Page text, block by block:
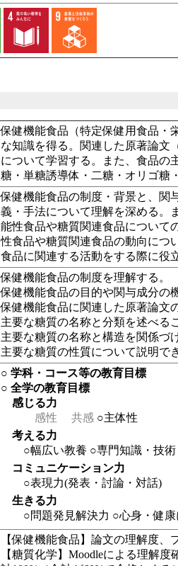
保健機能食品（特定保健用食品・
な知識を得る。関連した原著論文
について学習する。また、食品の
糖・単糖誘導体・二糖・オリゴ糖
保健機能食品の制度・背景と、関
義・手法について理解を深める。
能性食品や糖質関連食品について
性食品や糖質関連食品の動向につ
食品に関連する活動をする際に役
保健機能食品の制度を理解する。
保健機能食品の目的や関与成分の
保健機能食品に関連した原著論文
主要な糖質の名称と分類を述べる
主要な糖質の名称と構造を関係づ
主要な糖質の性質について説明で
○ 学科・コース等の教育目標
○ 全学の教育目標
感じる力
感性
共感 ○主体性
考える力
○幅広い教養 ○専門知識・技術
コミュニケーション力
○表現力(発表・討論・対話)
生きる力
○問題発見解決力 ○心身・健
【保健機能食品】論文の理解度
【糖質化学】Moodleによる理解